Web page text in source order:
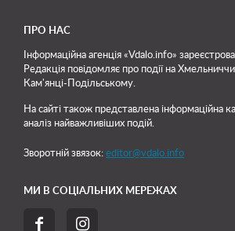
ПРО НАС
Інформаційна агенція «Vdalo.info»
Редакція повідомляє про події на
Кам'янці-Подільському.
На сайті також представлена інформаційна
аналіз найважливіших подій.
Зворотній звязок: editor@vdalo.info
МИ В СОЦІАЛЬНИХ МЕРЕЖАХ
 